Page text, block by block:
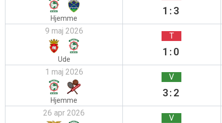
Hjemme
1:3
9 maj 2026
Ude
T
1:0
1 maj 2026
Hjemme
V
3:2
26 apr 2026 V